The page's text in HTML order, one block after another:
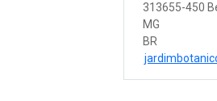
313655-450
MG
BR